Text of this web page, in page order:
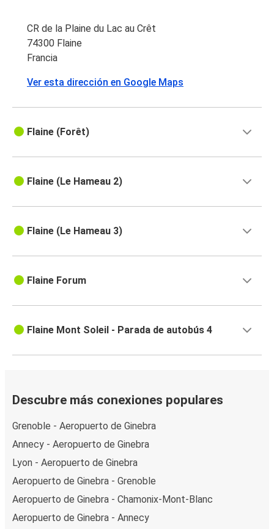
CR de la Plaine du Lac au Crêt
74300 Flaine
Francia
Ver esta dirección en Google Maps
Flaine (Forêt)
Flaine (Le Hameau 2)
Flaine (Le Hameau 3)
Flaine Forum
Flaine Mont Soleil - Parada de autobús 4
Descubre más conexiones populares
Grenoble - Aeropuerto de Ginebra
Annecy - Aeropuerto de Ginebra
Lyon - Aeropuerto de Ginebra
Aeropuerto de Ginebra - Grenoble
Aeropuerto de Ginebra - Chamonix-Mont-Blanc
Aeropuerto de Ginebra - Annecy